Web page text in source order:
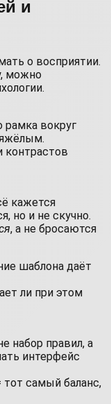
и
о восприятии.
можно
рамка вокруг
контрастов
кажется
но и не скучно.
, а не бросаются
шаблона даёт
ли при этом
набор правил, а
интерфейс
тот самый баланс,